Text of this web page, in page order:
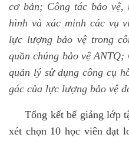
cơ bản; Công tác bảo vệ,
hình và xác minh các vụ
lực lượng bảo vệ trong
quần chúng bảo vệ
quản lý sử dụng công cụ
gác của lực lượng bảo vệ
Tổng kết bế giảng lớp
xét chọn 10 học viên đạt